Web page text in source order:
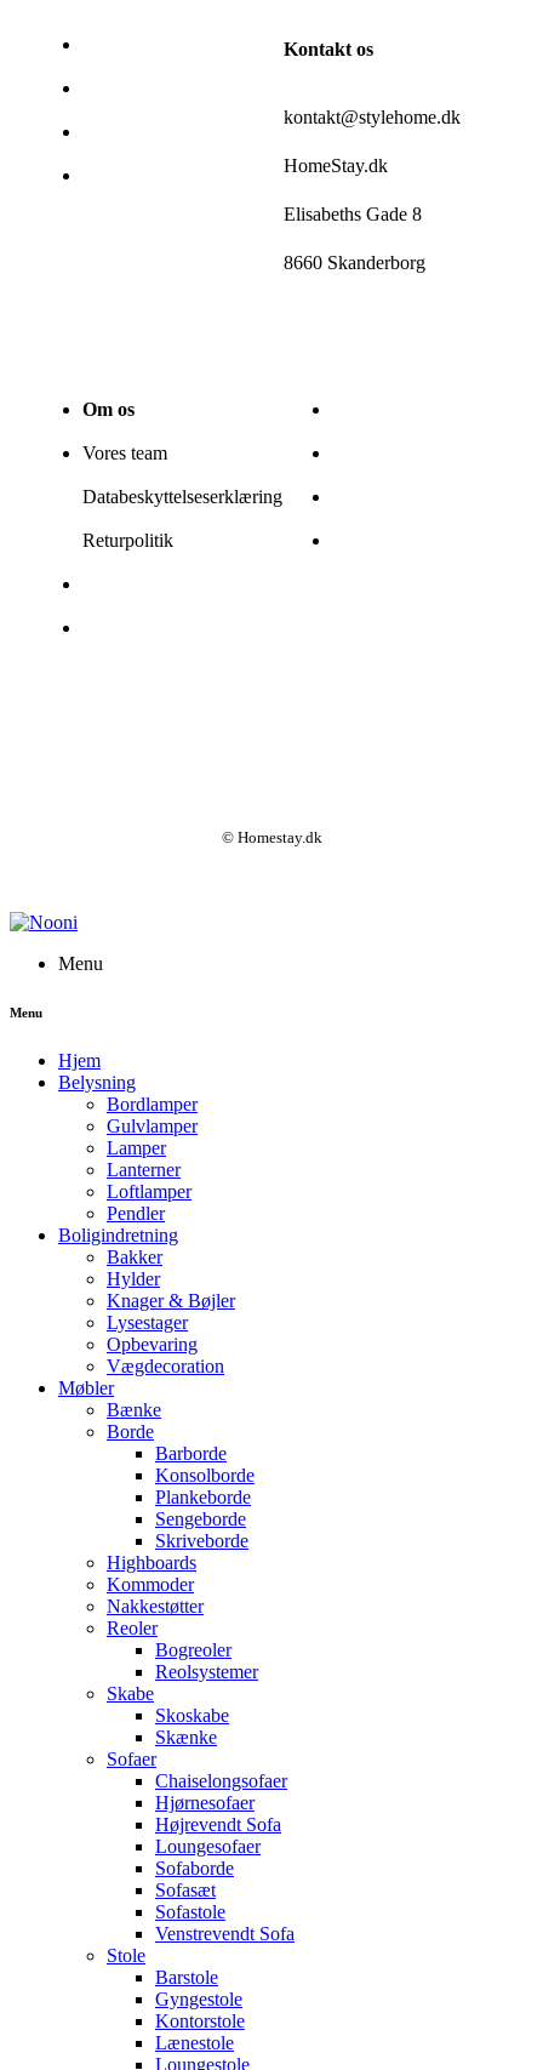
Kontakt os
kontakt@stylehome.dk
HomeStay.dk
Elisabeths Gade 8
8660 Skanderborg
Om os
Vores team
Databeskyttelseserklæring
Returpolitik
© Homestay.dk
Menu
Menu
Hjem
Belysning
Bordlamper
Gulvlamper
Lamper
Lanterner
Loftlamper
Pendler
Boligindretning
Bakker
Hylder
Knager & Bøjler
Lysestager
Opbevaring
Vægdecoration
Møbler
Bænke
Borde
Barborde
Konsolborde
Plankeborde
Sengeborde
Skriveborde
Highboards
Kommoder
Nakkestøtter
Reoler
Bogreoler
Reolsystemer
Skabe
Skoskabe
Skænke
Sofaer
Chaiselongsofaer
Hjørnesofaer
Højrevendt Sofa
Loungesofaer
Sofaborde
Sofasæt
Sofastole
Venstrevendt Sofa
Stole
Barstole
Gyngestole
Kontorstole
Lænestole
Loungestole